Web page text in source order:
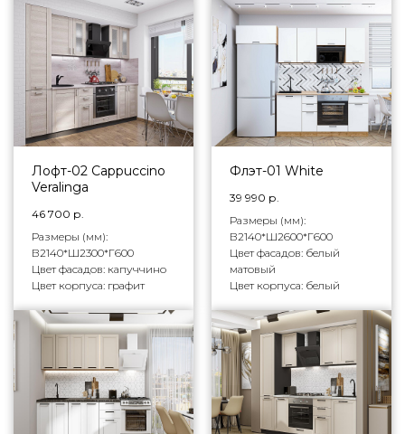
Лофт-02 Cappuccino
Veralinga
46 700 р.
Размеры (мм):
В2140*Ш2300*Г600
Цвет фасадов: капуччино
Цвет корпуса: графит
Флэт-01 White
39 990 р.
Размеры (мм):
В2140*Ш2600*Г600
Цвет фасадов: белый
матовый
Цвет корпуса: белый